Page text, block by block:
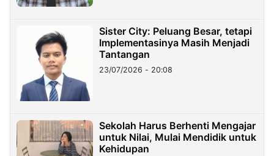
Sister City: Peluang Besar, tetapi
Implementasinya Masih Menjadi
Tantangan
23/07/2026 - 20:08
Sekolah Harus Berhenti Mengajar
untuk Nilai, Mulai Mendidik untuk
Kehidupan